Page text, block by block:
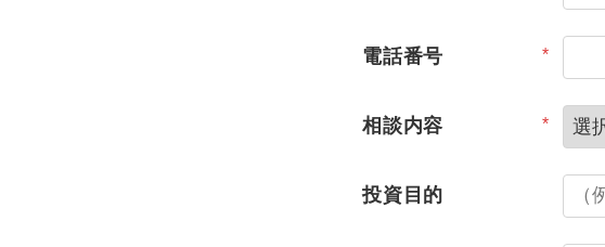
*
電話番号
*
相談内容
投資目的